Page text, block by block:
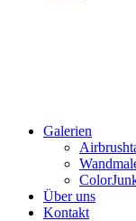
Galerien
Über uns
Kontakt